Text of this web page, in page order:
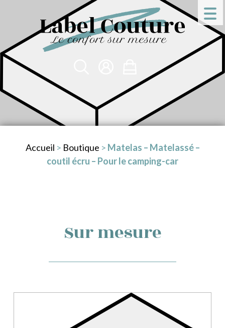
Accueil > Boutique > Matelas – Matelassé –
coutil écru – Pour le camping-car
Sur mesure